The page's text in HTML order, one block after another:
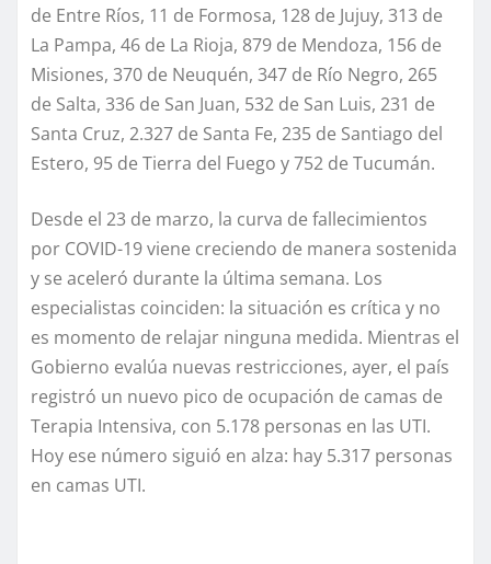
de Entre Ríos, 11 de Formosa, 128 de Jujuy, 313 de
La Pampa, 46 de La Rioja, 879 de Mendoza, 156 de
Misiones, 370 de Neuquén, 347 de Río Negro, 265
de Salta, 336 de San Juan, 532 de San Luis, 231 de
Santa Cruz, 2.327 de Santa Fe, 235 de Santiago del
Estero, 95 de Tierra del Fuego y 752 de Tucumán.
Desde el 23 de marzo, la curva de fallecimientos
por COVID-19 viene creciendo de manera sostenida
y se aceleró durante la última semana. Los
especialistas coinciden: la situación es crítica y no
es momento de relajar ninguna medida. Mientras el
Gobierno evalúa nuevas restricciones, ayer, el país
registró un nuevo pico de ocupación de camas de
Terapia Intensiva, con 5.178 personas en las UTI.
Hoy ese número siguió en alza: hay 5.317 personas
en camas UTI.